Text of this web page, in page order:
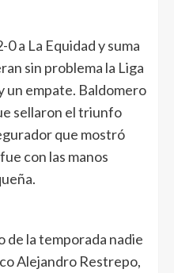
a La Equidad y suma
sin problema la Liga
un empate. Baldomero
sellaron el triunfo
que mostró
con las manos
de la temporada nadie
Alejandro Restrepo,